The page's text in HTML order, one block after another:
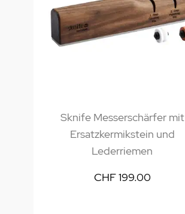
Sknife Messerschärfer mit
Ersatzkermikstein und
Lederriemen
CHF 199.00